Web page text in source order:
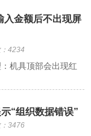
入金额后不出现屏
4234
机具顶部会出现红
“组织数据错误”
3476